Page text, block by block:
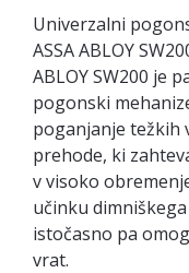
Univerzalni
ASSA ABLOY
ABLOY SW200 je
pogonski
poganjanje težkih
prehode, ki
v visoko
učinku
istočasno pa
vrat.